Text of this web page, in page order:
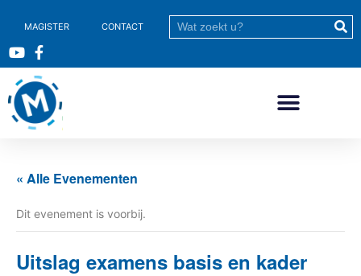
MAGISTER CONTACT
« Alle Evenementen
Dit evenement is voorbij.
Uitslag examens basis en kader